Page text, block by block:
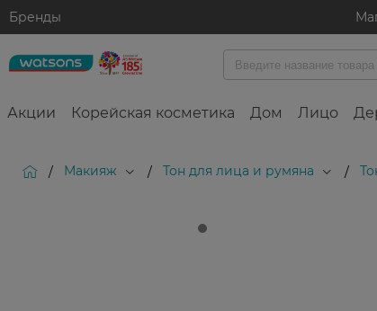
Бренды
Акции Корейская косметика Дом Лицо
/ Макияж / Тон для лица и румяна /